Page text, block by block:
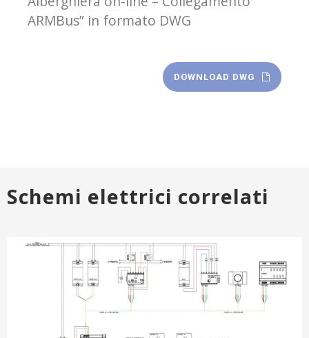
ARMBus” in formato DWG
DOWNLOAD DWG
Schemi elettrici correlati